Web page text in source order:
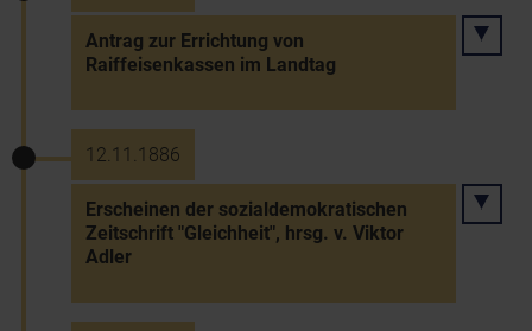
Antrag zur Errichtung von
Raiffeisenkassen im Landtag
12.11.1886
Erscheinen der sozialdemokratischen
Zeitschrift "Gleichheit", hrsg. v. Viktor
Adler